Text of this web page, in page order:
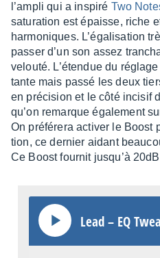
l’am­pli qui a inspiré Two
satu­ra­tion est épaisse, riche
harmo­niques. L’éga­li­sa­tion
passer d’un son assez
velouté. L’éten­due du
tante mais passé les deux
en préci­sion et le côté inci­sif
qu’on remarque égale­ment
On préfé­rera acti­ver le Boost
tion, ce dernier aidant
Ce Boost four­nit jusqu’à
Lead – EQ